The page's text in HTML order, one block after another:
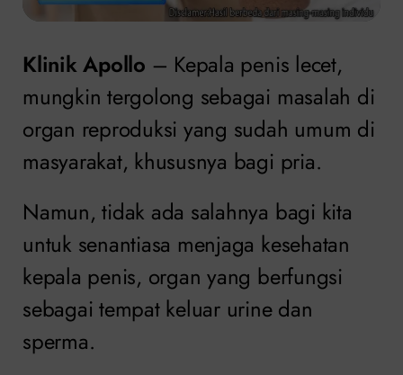
Klinik Apollo – Kepala penis lecet,
mungkin tergolong sebagai masalah di
organ reproduksi yang sudah umum di
masyarakat, khususnya bagi pria.
Namun, tidak ada salahnya bagi kita
untuk senantiasa menjaga kesehatan
kepala penis, organ yang berfungsi
sebagai tempat keluar urine dan
sperma.